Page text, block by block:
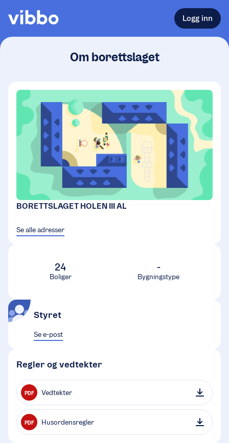
Logg inn
Om borettslaget
BORETTSLAGET HOLEN III AL
Se alle adresser
24
Boliger
-
Bygningstype
Styret
Se e-post
Regler og vedtekter
PDF Vedtekter
PDF Husordensregler